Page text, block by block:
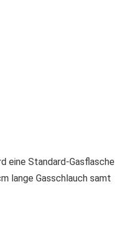
eine Standard-Gasflasche
lange Gasschlauch samt